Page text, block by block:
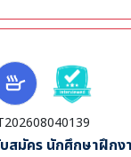
ามารถใช้เครื่องแคชเชี
สมัคร นักศึกษาฝึกง